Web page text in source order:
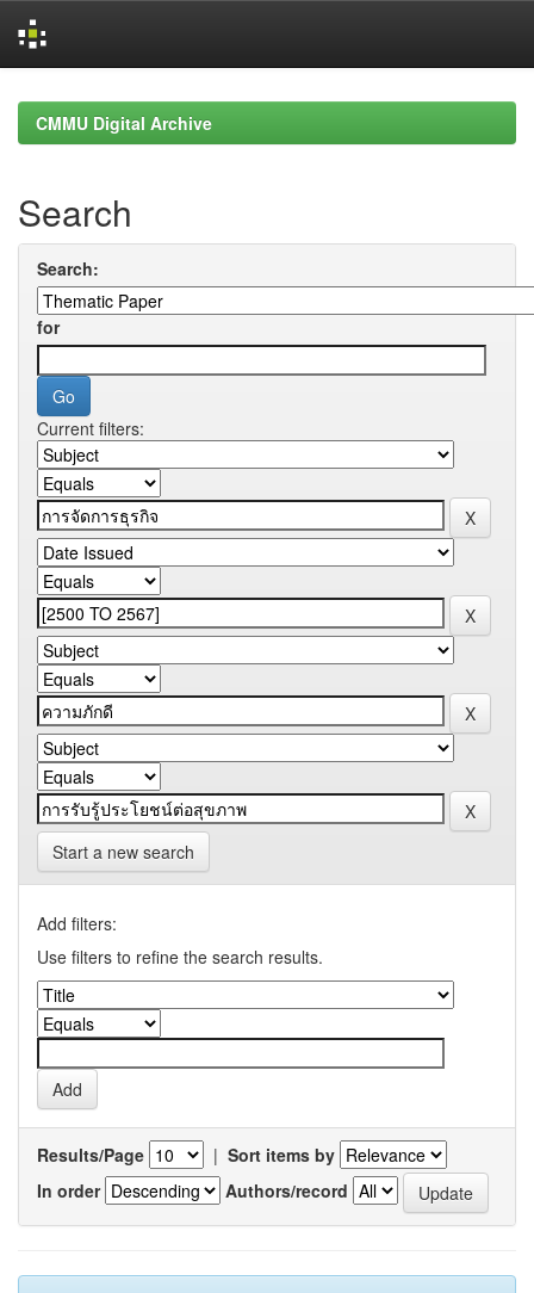
navigationCMMU Digital Archive
Search
Search:
for
Current filters:
Start a new search
Add filters:
Use filters to refine the search results.
Results/Page | Sort items by
In order
Authors/record